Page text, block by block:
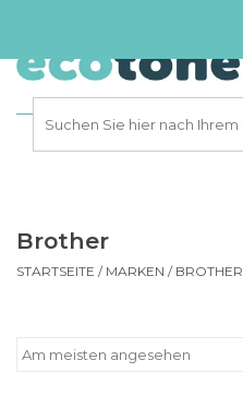
Brother
STARTSEITE / MARKEN / BROTHER